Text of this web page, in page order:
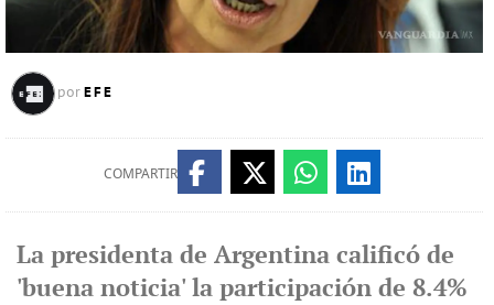
por EFE
COMPARTIR
La presidenta de Argentina calificó de
'buena noticia' la participación de 8.4%